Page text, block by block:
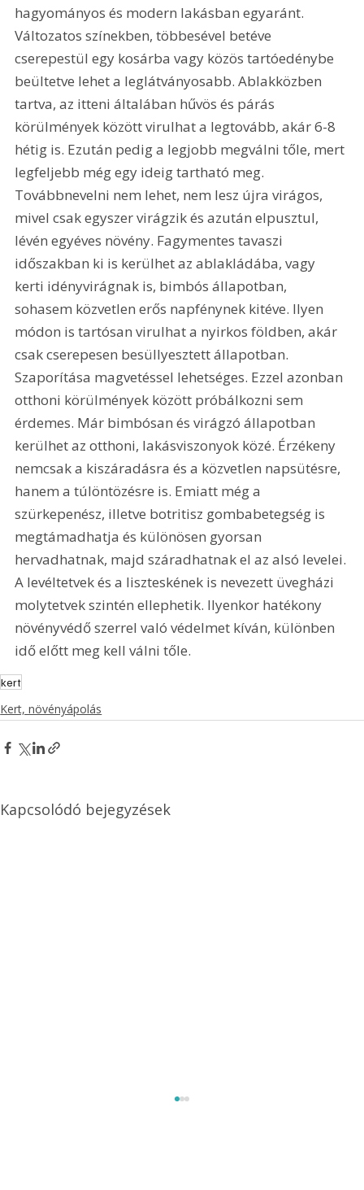
hagyományos és modern lakásban egyaránt.
Változatos színekben, többesével betéve
cserepestül egy kosárba vagy közös tartóedénybe
beültetve lehet a leglátványosabb. Ablakközben
tartva, az itteni általában hűvös és párás
körülmények között virulhat a legtovább, akár 6-8
hétig is. Ezután pedig a legjobb megválni tőle, mert
legfeljebb még egy ideig tartható meg.
Továbbnevelni nem lehet, nem lesz újra virágos,
mivel csak egyszer virágzik és azután elpusztul,
lévén egyéves növény. Fagymentes tavaszi
időszakban ki is kerülhet az ablakládába, vagy
kerti idényvirágnak is, bimbós állapotban,
sohasem közvetlen erős napfénynek kitéve. Ilyen
módon is tartósan virulhat a nyirkos földben, akár
csak cserepesen besüllyesztett állapotban.
Szaporítása magvetéssel lehetséges. Ezzel azonban
otthoni körülmények között próbálkozni sem
érdemes. Már bimbósan és virágzó állapotban
kerülhet az otthoni, lakásviszonyok közé. Érzékeny
nemcsak a kiszáradásra és a közvetlen napsütésre,
hanem a túlöntözésre is. Emiatt még a
szürkepenész, illetve botritisz gombabetegség is
megtámadhatja és különösen gyorsan
hervadhatnak, majd száradhatnak el az alsó levelei.
A levéltetvek és a liszteskének is nevezett üvegházi
molytetvek szintén ellephetik. Ilyenkor hatékony
növényvédő szerrel való védelmet kíván, különben
idő előtt meg kell válni tőle.
kert
Kert, növényápolás
Kapcsolódó bejegyzések